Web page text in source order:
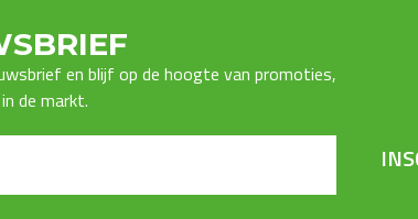
en blijf op de hoogte van promoties,
de markt.